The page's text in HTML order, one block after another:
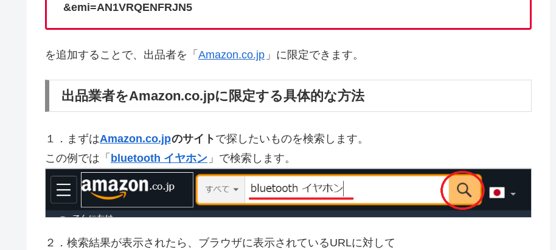
&emi=AN1VRQENFRJN5
を追加することで、出品者を「 Amazon.co.jp 」に限定できます。
出品業者をAmazon.co.jpに限定する具体的な方法
１．まずはAmazon.co.jpのサイト で探したいものを検索します。
この例では「 bluetooth イヤホン 」で検索します。
２．検索結果が表示されたら、ブラウザに表示されているURLに対して